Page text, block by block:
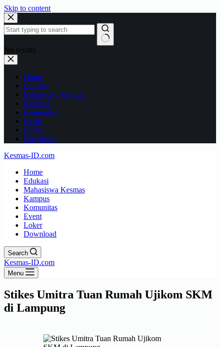
Skip to content
No results
Home
Edukasi
Mahasiswa Kesmas
Kampus
Komunitas
Event
Loker
Download
Kesmas-ID.com
Home
Edukasi
Mahasiswa Kesmas
Kampus
Komunitas
Event
Loker
Download
Search
Kesmas-ID.com
Menu
Stikes Umitra Tuan Rumah Ujikom SKM
di Lampung